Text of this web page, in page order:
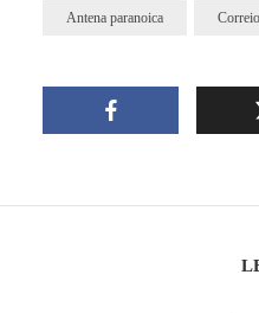
Antena paranoica